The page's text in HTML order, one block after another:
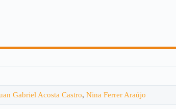
Gabriel Acosta Castro, Nina Ferrer Araújo